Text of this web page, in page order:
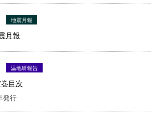
地震月報
月報
温地研報告
目次
発行